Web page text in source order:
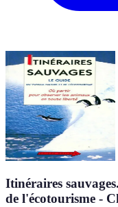
Itinéraires
de l'écotourisme -